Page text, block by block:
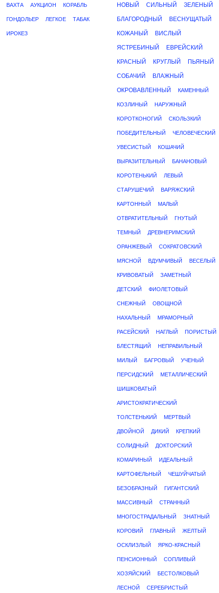
ВАХТА АУКЦИОН КОРАБЛЬ
ГОНДОЛЬЕР ЛЕГКОЕ ТАБАК
ИРОКЕЗ
НОВЫЙ СИЛЬНЫЙ ЗЕЛЕНЫЙ
БЛАГОРОДНЫЙ ВЕСНУЩАТЫЙ
КОЖАНЫЙ ВИСЛЫЙ
ЯСТРЕБИНЫЙ ЕВРЕЙСКИЙ
КРАСНЫЙ КРУГЛЫЙ ПЬЯНЫЙ
СОБАЧИЙ ВЛАЖНЫЙ
ОКРОВАВЛЕННЫЙ КАМЕННЫЙ
КОЗЛИНЫЙ НАРУЖНЫЙ
КОРОТКОНОГИЙ СКОЛЬЗКИЙ
ПОБЕДИТЕЛЬНЫЙ ЧЕЛОВЕЧЕСКИЙ
УВЕСИСТЫЙ КОШАЧИЙ
ВЫРАЗИТЕЛЬНЫЙ БАНАНОВЫЙ
КОРОТЕНЬКИЙ ЛЕВЫЙ
СТАРУШЕЧИЙ ВАРЯЖСКИЙ
КАРТОННЫЙ МАЛЫЙ
ОТВРАТИТЕЛЬНЫЙ ГНУТЫЙ
ТЕМНЫЙ ДРЕВНЕРИМСКИЙ
ОРАНЖЕВЫЙ СОКРАТОВСКИЙ
МЯСНОЙ ВДУМЧИВЫЙ ВЕСЕЛЫЙ
КРИВОВАТЫЙ ЗАМЕТНЫЙ
ДЕТСКИЙ ФИОЛЕТОВЫЙ
СНЕЖНЫЙ ОВОЩНОЙ
НАХАЛЬНЫЙ МРАМОРНЫЙ
РАСЕЙСКИЙ НАГЛЫЙ ПОРИСТЫЙ
БЛЕСТЯЩИЙ НЕПРАВИЛЬНЫЙ
МИЛЫЙ БАГРОВЫЙ УЧЕНЫЙ
ПЕРСИДСКИЙ МЕТАЛЛИЧЕСКИЙ
ШИШКОВАТЫЙ
АРИСТОКРАТИЧЕСКИЙ
ТОЛСТЕНЬКИЙ МЕРТВЫЙ
ДВОЙНОЙ ДИКИЙ КРЕПКИЙ
СОЛИДНЫЙ ДОКТОРСКИЙ
КОМАРИНЫЙ ИДЕАЛЬНЫЙ
КАРТОФЕЛЬНЫЙ ЧЕШУЙЧАТЫЙ
БЕЗОБРАЗНЫЙ ГИГАНТСКИЙ
МАССИВНЫЙ СТРАННЫЙ
МНОГОСТРАДАЛЬНЫЙ ЗНАТНЫЙ
КОРОВИЙ ГЛАВНЫЙ ЖЕЛТЫЙ
ОСКЛИЗЛЫЙ ЯРКО-КРАСНЫЙ
ПЕНСИОННЫЙ СОПЛИВЫЙ
ХОЗЯЙСКИЙ БЕСТОЛКОВЫЙ
ЛЕСНОЙ СЕРЕБРИСТЫЙ